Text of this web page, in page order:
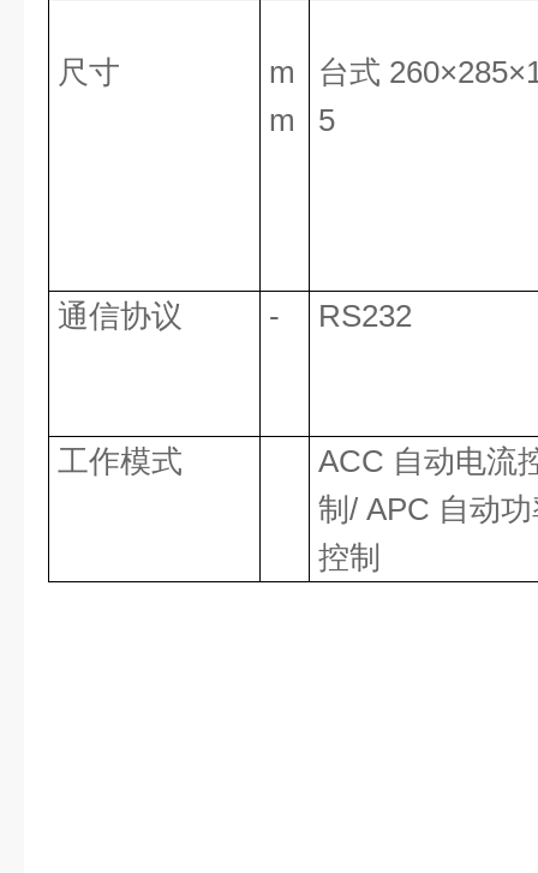
尺寸
m
m
台式
5
通信协议 - RS232
工作模式
ACC 自动电流
制/ APC 自动
控制